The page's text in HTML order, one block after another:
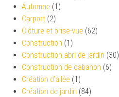
Automne (1)
Carport (2)
Clôture et brise-vue (62)
Construction (1)
Construction abri de jardin (30)
Construction de cabanon (6)
Création d’allée (1)
Création de jardin (84)